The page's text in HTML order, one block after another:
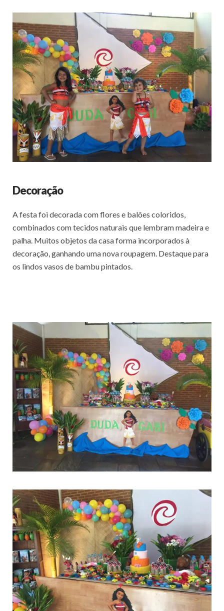
Decoração
A festa foi decorada com flores e balões coloridos,
combinados com tecidos naturais que lembram madeira e
palha. Muitos objetos da casa forma incorporados à
decoração, ganhando uma nova roupagem. Destaque para
os lindos vasos de bambu pintados.